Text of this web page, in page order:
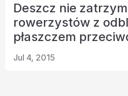
Deszcz nie
rowerzystów z
płaszczem
Jul 4, 2015